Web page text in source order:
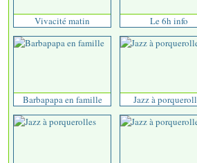
Vivacité matin Le 6h info
Barbapapa en famille Jazz à